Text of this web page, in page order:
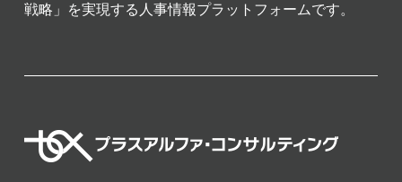
戦略」を実現する人事情報プラットフォームです。